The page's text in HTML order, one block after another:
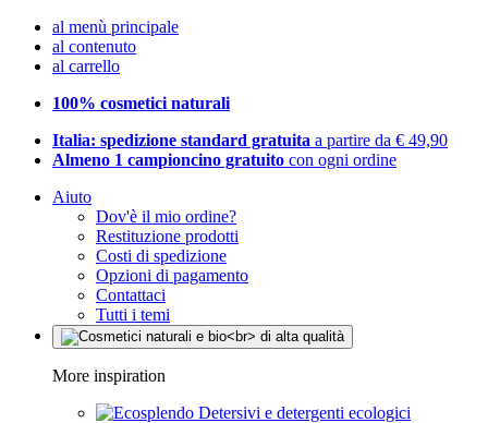
al menù principale
al contenuto
al carrello
100% cosmetici naturali
Italia: spedizione standard gratuita a partire da € 49,90
Almeno 1 campioncino gratuito con ogni ordine
Aiuto
Dov'è il mio ordine?
Restituzione prodotti
Costi di spedizione
Opzioni di pagamento
Contattaci
Tutti i temi
More inspiration
Detersivi e detergenti ecologici